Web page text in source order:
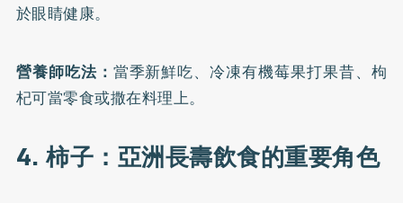
於眼睛健康。
營養師吃法： 當季新鮮吃、冷凍有機莓果打果昔、枸
杞可當零食或撒在料理上。
4. 柿子：亞洲長壽飲食的重要角色